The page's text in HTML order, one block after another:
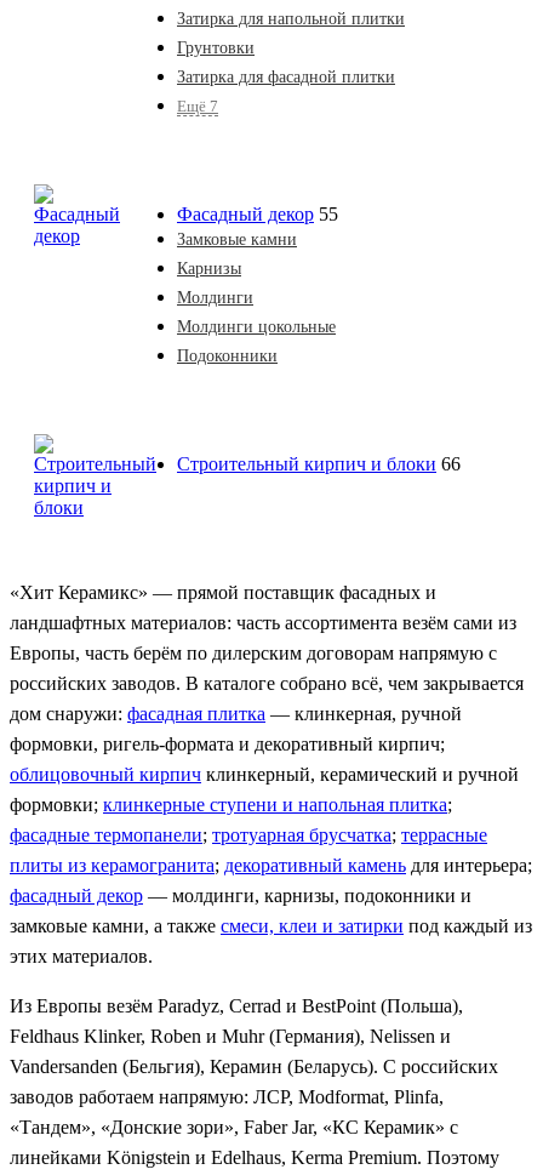
Затирка для напольной плитки
Грунтовки
Затирка для фасадной плитки
Ещё 7
Фасадный декор 55
Замковые камни
Карнизы
Молдинги
Молдинги цокольные
Подоконники
Строительный кирпич и блоки 66
«Хит Керамикс» — прямой поставщик фасадных и
ландшафтных материалов: часть ассортимента везём сами из
Европы, часть берём по дилерским договорам напрямую с
российских заводов. В каталоге собрано всё, чем закрывается
дом снаружи: фасадная плитка — клинкерная, ручной
формовки, ригель-формата и декоративный кирпич;
облицовочный кирпич клинкерный, керамический и ручной
формовки; клинкерные ступени и напольная плитка;
фасадные термопанели; тротуарная брусчатка; террасные
плиты из керамогранита; декоративный камень для интерьера;
фасадный декор — молдинги, карнизы, подоконники и
замковые камни, а также смеси, клеи и затирки под каждый из
этих материалов.
Из Европы везём Paradyz, Cerrad и BestPoint (Польша),
Feldhaus Klinker, Roben и Muhr (Германия), Nelissen и
Vandersanden (Бельгия), Керамин (Беларусь). С российских
заводов работаем напрямую: ЛСР, Modformat, Plinfa,
«Тандем», «Донские зори», Faber Jar, «КС Керамик» с
линейками Königstein и Edelhaus, Kerma Premium. Поэтому